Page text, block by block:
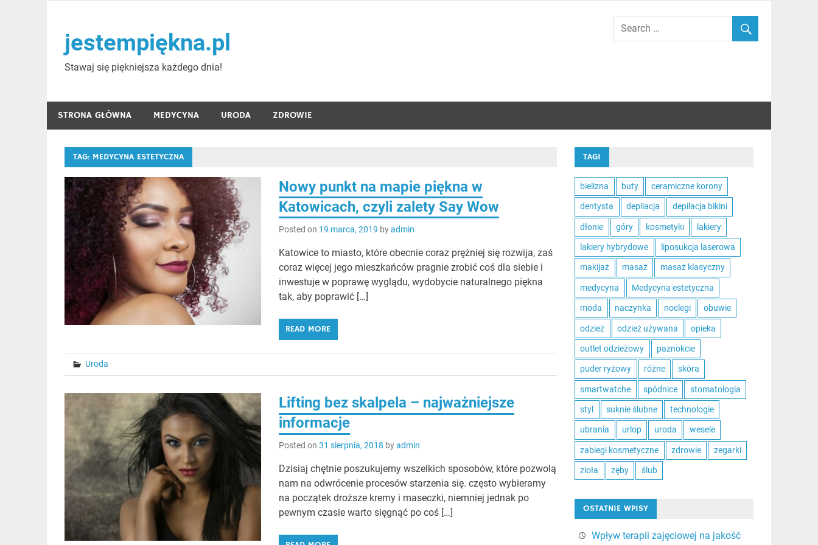
contentjestempiękna.pl
Stawaj się piękniejsza każdego dnia!
STRONA GŁÓWNA MEDYCYNA URODA ZDROWIE
TAG: MEDYCYNA ESTETYCZNA
Nowy punkt na mapie piękna w
Katowicach, czyli zalety Say Wow
Posted on 19 marca, 2019 byadmin
Katowice to miasto, które obecnie coraz prężniej się rozwija, zaś
coraz więcej jego mieszkańców pragnie zrobić coś dla siebie i
inwestuje w poprawę wyglądu, wydobycie naturalnego piękna
tak, aby poprawić […]
READ MORE
Uroda
Lifting bez skalpela – najważniejsze
informacje
Posted on31 sierpnia, 2018 byadmin
Dzisiaj chętnie poszukujemy wszelkich sposobów, które pozwolą
nam na odwrócenie procesów starzenia się. często wybieramy
na początek droższe kremy i maseczki, niemniej jednak po
pewnym czasie warto sięgnąć po coś […]
TAGI
bielizna buty ceramiczne korony
dentysta depilacja depilacja bikini
dłonie góry kosmetyki lakiery
lakiery hybrydowe liposukcja laserowa
makijaż masaż masaż klasyczny
medycyna Medycyna estetyczna
moda naczynka noclegi obuwie
odzież odzież używana opieka
outlet odzieżowy paznokcie
puder ryżowy różne skóra
smartwatche spódnice stomatologia
styl suknie ślubne technologie
ubrania urlop uroda wesele
zabiegi kosmetyczne zdrowie zegarki
zioła zęby ślub
OSTATNIE WPISY
Wpływ terapii zajęciowej na jakość